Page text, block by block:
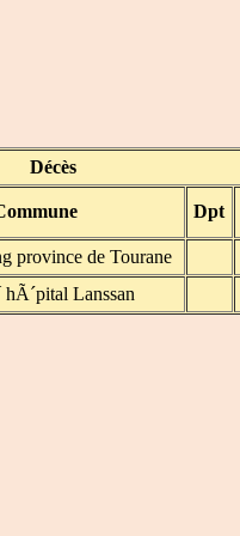
Décès
Dpt
province de Tourane
Lanssan